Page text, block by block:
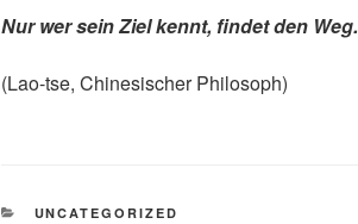
Nur wer sein Ziel kennt, findet den Weg.
(Lao-tse, Chinesischer Philosoph)
KATEGORIEN
UNCATEGORIZED